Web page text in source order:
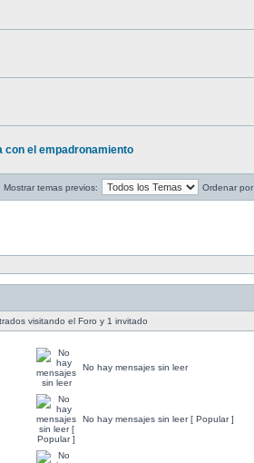
con el empadronamiento
Mostrar temas previos: Ordenar por
visitando el Foro y 1 invitado
No hay mensajes sin leer
No hay mensajes sin leer [ Popular ]